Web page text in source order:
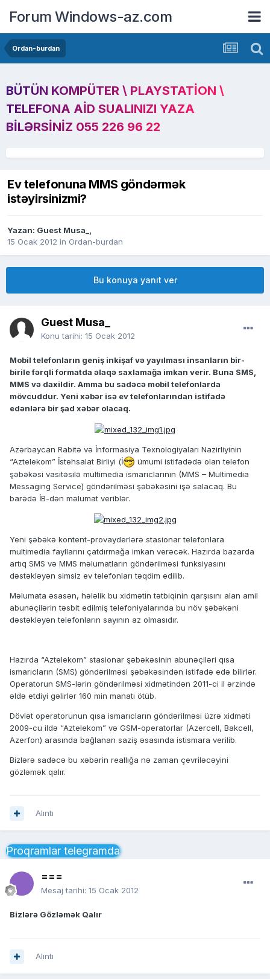
Forum Windows-az.com
Ordan-burdan
BÜTÜN KOMPÜTER \ PLAYSTATION \
TELEFONA AID SUALINIZI YAZA
BILƏRSINIZ 055 226 96 22
Ev telefonuna MMS göndərmək
istəyirsinizmi?
Yazan: Guest Musa_,
15 Ocak 2012 in Ordan-burdan
Bu konuya yanıt ver
Guest Musa_
Konu tarihi: 15 Ocak 2012
Mobil telefonların geniş inkişaf və yayılması insanların bir-
birile fərqli formatda əlaqə saxlamağa imkan verir. Buna SMS,
MMS və daxildir. Amma bu sadəcə mobil telefonlarda
mövcuddur. Yeni xəbər isə ev telefonlarından istifadə
edənlərə bir şad xəbər olacaq.
Azərbaycan Rabitə və İnformasiya Texnologiyaları Nazirliyinin
“Aztelekom” İstehsalat Birliyi (İ
ümumi istifadədə olan telefon
şəbəkəsi vasitəsilə multimedia ismarıclarının (MMS – Multimedia
Messaging Service) göndərilməsi şəbəkəsini işə salacaq. Bu
barədə İB-dən məlumat veriblər.
Yeni şəbəkə kontent-provayderlərə stasionar telefonlara
multimedia fayllarını çatdırmağa imkan verəcək. Hazırda bazarda
artıq SMS və MMS məlumatların göndərilməsi funksiyasını
dəstəkləyən simsiz ev telefonları təqdim edilib.
Məlumata əsasən, hələlik bu xidmətin tətbiqinin qarşısını alan amil
abunəçilərin təsbit edilmiş telefoniyalarında bu növ şəbəkəni
dəstəkləyən telefonların sayının az olmasıdır.
Hazırda “Aztelekom” stasionar şəbəkəsinin abunəçiləri qısa
ismarıcların (SMS) göndərilməsi şəbəkəsindən istifadə edə bilirlər.
Operatorun SMS-lərin göndərilməsi xidmətindən 2011-ci il ərzində
əldə etdiyi gəlirlər 160 min manatı ötüb.
Dövlət operatorunun qısa ismarıcların göndərilməsi üzrə xidməti
2009-cu ildə “Aztelekom” və GSM-operatorlar (Azercell, Bakcell,
Azerfon) arasında bağlanan saziş əsasında istismara verilib.
Bizlərə sadəcə bu xəbərin reallığa nə zaman çevriləcəyini
gözləmək qalır.
Alıntı
Proqramlar telegramda
===
Mesaj tarihi: 15 Ocak 2012
Bizlərə Gözləmək Qalır
Alıntı